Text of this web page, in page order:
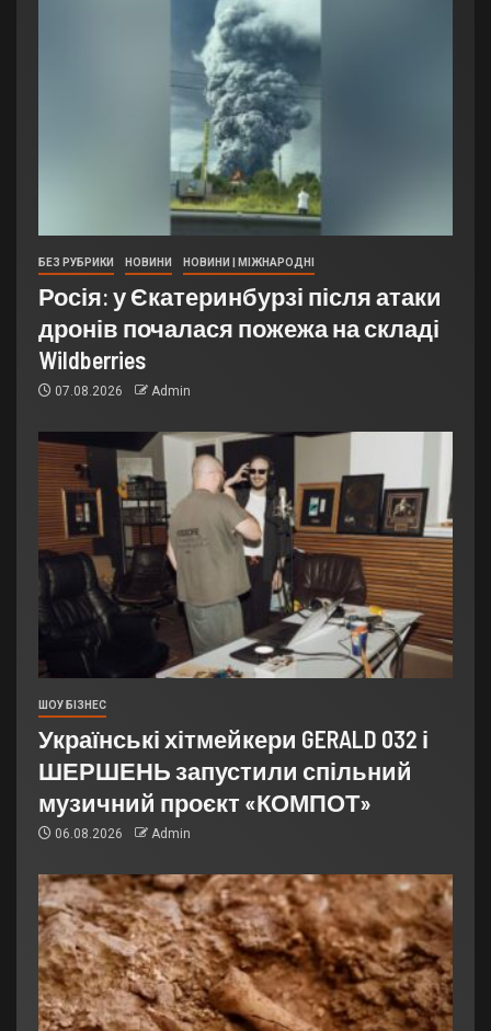
БЕЗ РУБРИКИ НОВИНИ НОВИНИ | МІЖНАРОДНІ
Росія: у Єкатеринбурзі після атаки
дронів почалася пожежа на складі
Wildberries
07.08.2026 Admin
ШОУ БІЗНЕС
Українські хітмейкери GERALD 032 і
ШЕРШЕНЬ запустили спільний
музичний проєкт «КОМПОТ»
06.08.2026 Admin